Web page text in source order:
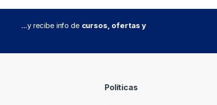
...y recibe info de cursos, ofertas y
Políticas